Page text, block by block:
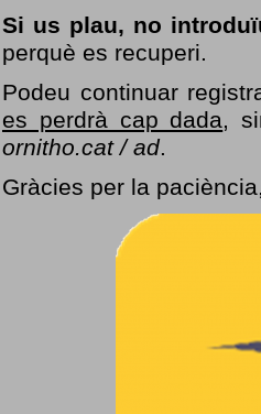
Si us plau, no
perquè es recuperi.
Podeu continuar
es perdrà cap dada,
ornitho.cat / ad.
Gràcies per la